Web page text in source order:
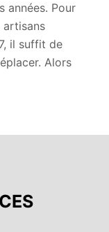
années. Pour
artisans
il suffit de
Alors